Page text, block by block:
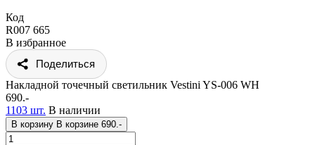
Код
R007 665
В избранное
Поделиться
Накладной точечный светильник Vestini YS-006 WH
690.-
1103 шт. В наличии
В корзину В корзине 690.-